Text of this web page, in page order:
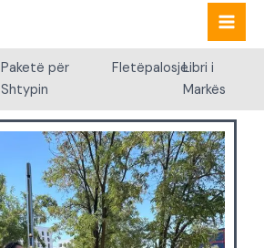
Paketë për
Shtypin
FletëpalosjeLibri i
Markës
PagePagePagePage